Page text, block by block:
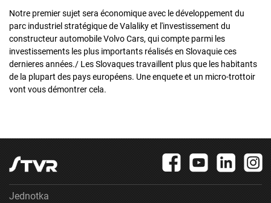
Notre premier sujet sera économique avec le développement du
parc industriel stratégique de Valaliky et l'investissement du
constructeur automobile Volvo Cars, qui compte parmi les
investissements les plus importants réalisés en Slovaquie ces
dernieres années./ Les Slovaques travaillent plus que les habitants
de la plupart des pays européens. Une enquete et un micro-trottoir
vont vous démontrer cela.
Jednotka